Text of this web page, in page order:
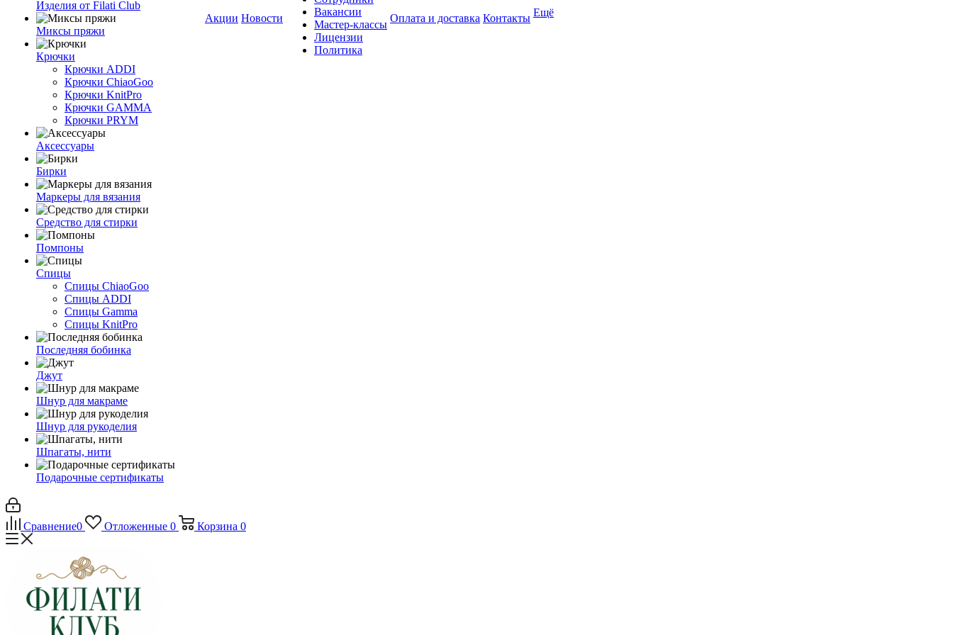
Изделия от Filati Club
Миксы пряжи
Крючки
Крючки ADDI
Крючки ChiaoGoo
Крючки KnitPro
Крючки GAMMA
Крючки PRYM
Аксессуары
Бирки
Маркеры для вязания
Средство для стирки
Помпоны
Спицы
Спицы ChiaoGoo
Спицы ADDI
Спицы Gamma
Спицы KnitPro
Последняя бобинка
Джут
Шнур для макраме
Шнур для рукоделия
Шпагаты, нити
Подарочные сертификаты
Акции Новости
Вакансии
Мастер-классы
Лицензии
Политика
Оплата и доставка Контакты Ещё
Сравнение0 Отложенные 0 Корзина 0